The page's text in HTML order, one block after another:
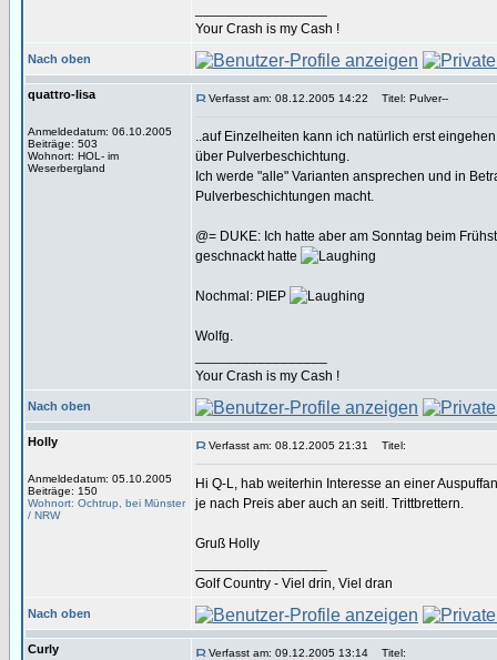
Your Crash is my Cash !
Nach oben
quattro-lisa
Anmeldedatum: 06.10.2005
Beiträge: 503
Wohnort: HOL- im
Weserbergland
Verfasst am: 08.12.2005 14:22 Titel: Pulver--
..auf Einzelheiten kann ich natürlich erst
über Pulverbeschichtung.
Ich werde "alle" Varianten ansprechen und in
Pulverbeschichtungen macht.
@= DUKE: Ich hatte aber am Sonntag beim
geschnackt hatte
Nochmal: PIEP
Wolfg.
Your Crash is my Cash !
Nach oben
Holly
Anmeldedatum: 05.10.2005
Beiträge: 150
Wohnort: Ochtrup, bei Münster
/ NRW
Verfasst am: 08.12.2005 21:31 Titel:
Hi Q-L, hab weiterhin Interesse an einer
je nach Preis aber auch an seitl. Trittbrettern.
Gruß Holly
Golf Country - Viel drin, Viel dran
Nach oben
Curly Verfasst am: 09.12.2005 13:14 Titel: